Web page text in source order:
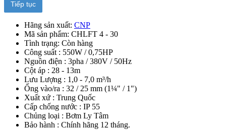
Tiếp tục
Hãng sản xuất: CNP
Mã sản phẩm: CHLFT 4 - 30
Tình trạng: Còn hàng
Công suất : 550W / 0,75HP
Nguồn điện : 3pha / 380V / 50Hz
Cột áp : 28 - 13m
Lưu Lượng : 1,0 - 7,0 m³/h
Ống vào/ra : 32 / 25 mm (1¼" / 1")
Xuất xứ : Trung Quốc
Cấp chống nước : IP 55
Chủng loại : Bơm Ly Tâm
Bảo hành : Chính hãng 12 tháng.